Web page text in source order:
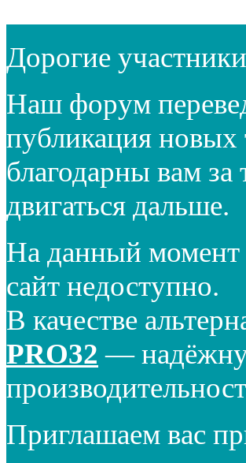
Дорогие
Наш форум
публикация
благодарны вам
двигаться дальше.
На данный момент
сайт недоступно.
В качестве
PRO32 —
Приглашаем вас